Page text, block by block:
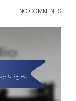
NO COMMENTS